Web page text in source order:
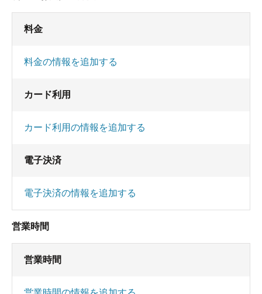
料金
料金の情報を追加する
カード利用
カード利用の情報を追加する
電子決済
電子決済の情報を追加する
営業時間
営業時間